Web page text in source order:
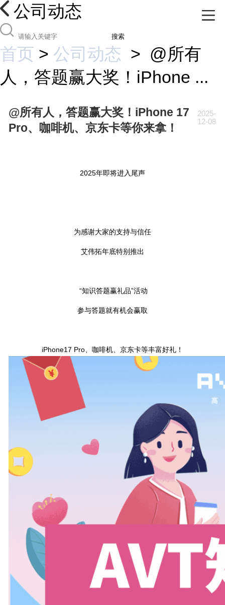
公司动态
搜索
首页 > 公司动态 > @所有
人，答题赢大奖！iPhone ...
@所有人，答题赢大奖！iPhone 17
Pro、咖啡机、京东卡等你来拿！
2025-
12-08
2025年即将进入尾声
为感谢大家的支持与信任
艾伟拓年底特别推出
“知识答题赢礼品”活动
参与答题就有机会赢取
iPhone17 Pro、咖啡机、京东卡等丰富好礼！